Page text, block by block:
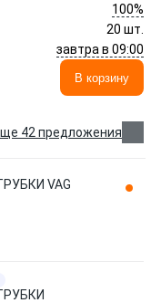
100%
20 шт.
завтра в 09:00
В корзину
42 предложения
VAG